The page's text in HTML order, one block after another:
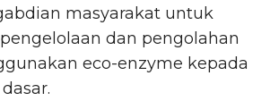
masyarakat untuk
dan pengolahan
eco-enzyme kepada